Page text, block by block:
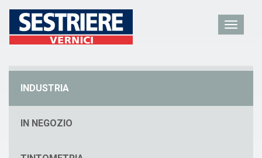
INDUSTRIA
IN NEGOZIO